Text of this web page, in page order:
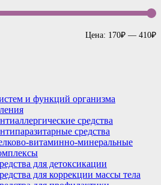
Цена: 170₽ — 410₽
и функций организма
средства
средства
витаминно-минеральные
для детоксикации
для коррекции массы тела